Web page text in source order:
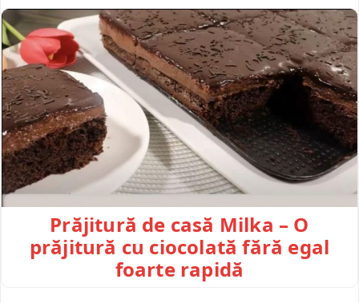
Prăjitură de casă Milka – O
prăjitură cu ciocolată fără egal
foarte rapidă